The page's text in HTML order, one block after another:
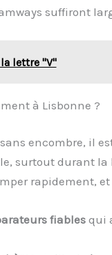
suffiront
lettre "V"
à Lisbonne ?
encombre, il
surtout durant
rapidement,
fiablesqui